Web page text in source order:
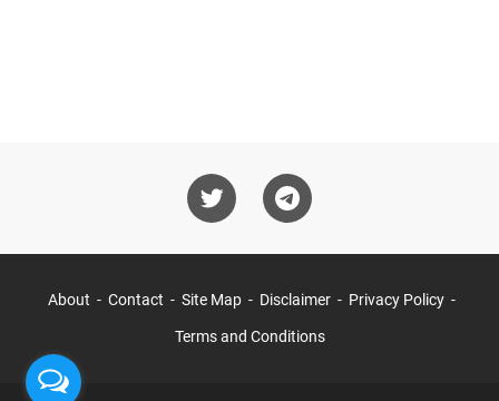
About Contact Site Map Disclaimer Privacy Policy
Terms and Conditions